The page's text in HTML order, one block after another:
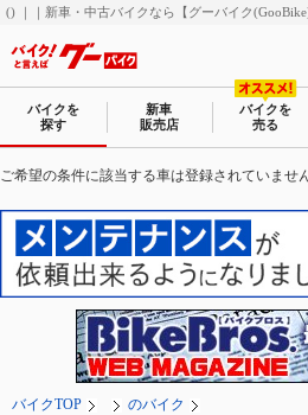
() ｜｜新車・中古バイクなら【グーバイク(GooBike)
バイクを
探す
新車
販売店
バイクを
売る
ご希望の条件に該当する車は登録されていませ
バイクTOP のバイク